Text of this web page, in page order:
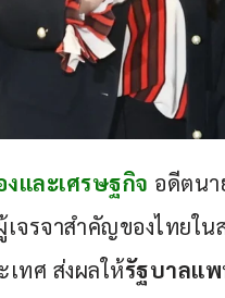
และเศรษฐกิจ อดีตนา
เจรจาสำคัญของไทยใ
เทศ ส่งผลให้รัฐบาลแ